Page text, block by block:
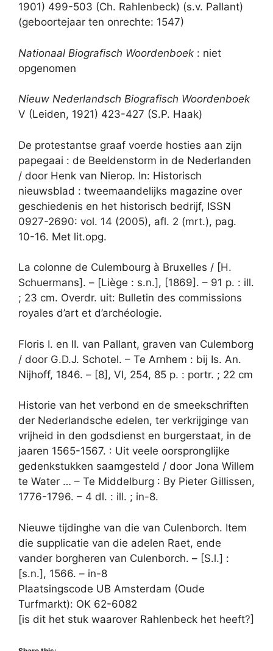
1901) 499-503 (Ch. Rahlenbeck) (s.v. Pallant)
(geboortejaar ten onrechte: 1547)
Nationaal Biografisch Woordenboek : niet
opgenomen
Nieuw Nederlandsch Biografisch Woordenboek
V (Leiden, 1921) 423-427 (S.P. Haak)
De protestantse graaf voerde hosties aan zijn
papegaai : de Beeldenstorm in de Nederlanden
/ door Henk van Nierop. In: Historisch
nieuwsblad : tweemaandelijks magazine over
geschiedenis en het historisch bedrijf, ISSN
0927-2690: vol. 14 (2005), afl. 2 (mrt.), pag.
10-16. Met lit.opg.
La colonne de Culembourg à Bruxelles / [H.
Schuermans]. – [Liège : s.n.], [1869]. – 91 p. : ill.
; 23 cm. Overdr. uit: Bulletin des commissions
royales d’art et d’archéologie.
Floris I. en II. van Pallant, graven van Culemborg
/ door G.D.J. Schotel. – Te Arnhem : bij Is. An.
Nijhoff, 1846. – [8], VI, 254, 85 p. : portr. ; 22 cm
Historie van het verbond en de smeekschriften
der Nederlandsche edelen, ter verkrijginge van
vrijheid in den godsdienst en burgerstaat, in de
jaaren 1565-1567. : Uit veele oorspronglijke
gedenkstukken saamgesteld / door Jona Willem
te Water … – Te Middelburg : By Pieter Gillissen,
1776-1796. – 4 dl. : ill. ; in-8.
Nieuwe tijdinghe van die van Culenborch. Item
die supplicatie van die adelen Raet, ende
vander borgheren van Culenborch. – [S.l.] :
[s.n.], 1566. – in-8
Plaatsingscode UB Amsterdam (Oude
Turfmarkt): OK 62-6082
[is dit het stuk waarover Rahlenbeck het heeft?]